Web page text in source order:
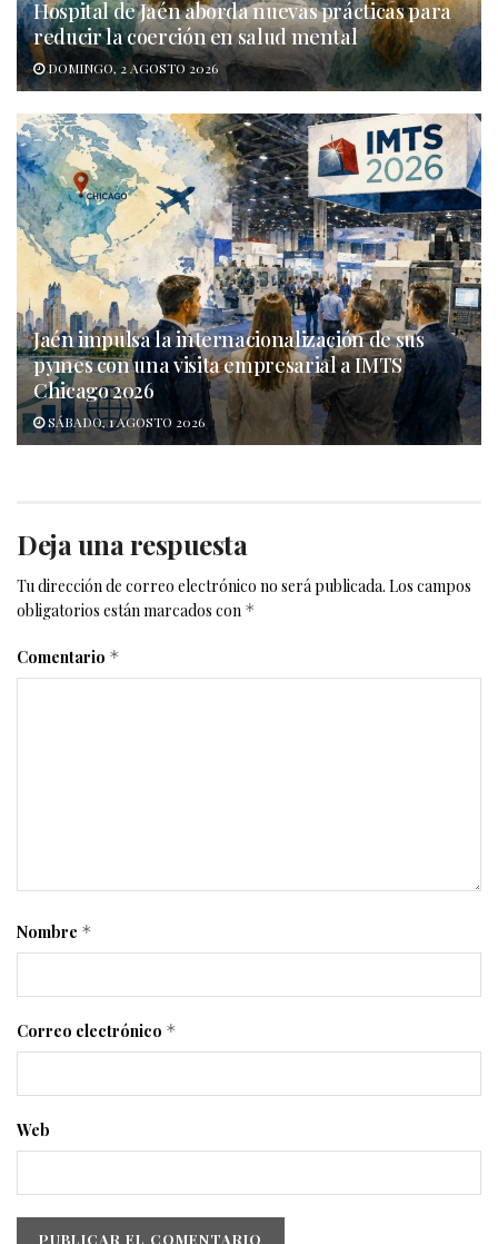
Hospital de Jaén aborda nuevas prácticas para
reducir la coerción en salud mental
DOMINGO, 2 AGOSTO 2026
Jaén impulsa la internacionalización de sus
pymes con una visita empresarial a IMTS
Chicago 2026
SÁBADO, 1 AGOSTO 2026
Deja una respuesta
Tu dirección de correo electrónico no será publicada. Los campos
obligatorios están marcados con *
Comentario *
Nombre *
Correo electrónico *
Web